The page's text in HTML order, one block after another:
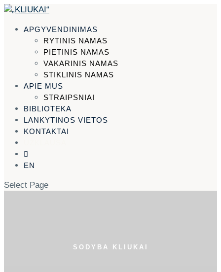
APGYVENDINIMAS
RYTINIS NAMAS
PIETINIS NAMAS
VAKARINIS NAMAS
STIKLINIS NAMAS
APIE MUS
STRAIPSNIAI
BIBLIOTEKA
LANKYTINOS VIETOS
KONTAKTAI

EN
Select Page
SODYBA KLIUKAI